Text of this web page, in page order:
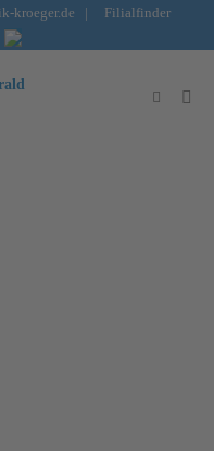
kroeger.de |
Filialfinder